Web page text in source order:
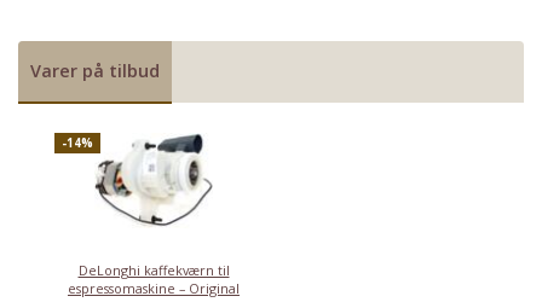
Varer på tilbud
-14%
DeLonghi kaffekværn til
espressomaskine – Original